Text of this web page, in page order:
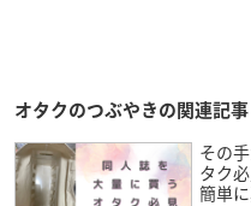
オタクのつぶやきの関連記事
その
タク
簡単